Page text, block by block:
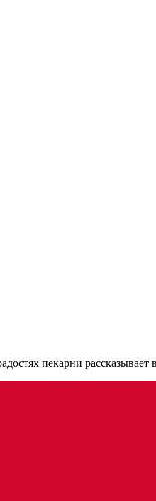
пекарни рассказывает